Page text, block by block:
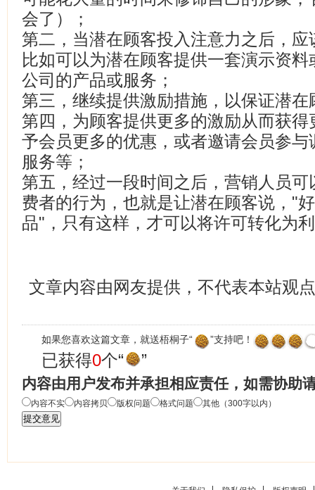
会了）；
第二，当潜在顾客投入注意力之后，
比如可以为潜在顾客提供一套演示资
公司的产品或服务；
第三，继续提供激励措施，以保证潜
第四，为顾客提供更多的激励从而获
予会员更多的优惠，或者邀请会员参
服务等；
第五，经过一段时间之后，营销人员
费者的行为，也就是让潜在顾客说，"
品"，只有这样，才可以将许可转化为
文章内容由网友提供，不代表本站观点
如果您喜欢这篇文章，就送梧桐子“ ”支持吧！
已获得0个“ ”
内容由用户发布并承担相应责任，如需协助
内容不实 内容拷贝 版权问题 格式问题 其他（300字以内）